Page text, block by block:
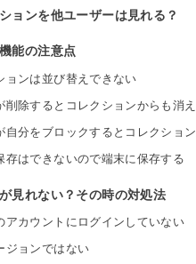
ョンを他ユーザーは見れる？
能の注意点
ョンは並び替えできない
削除するとコレクションからも消
自分をブロックするとコレクショ
存はできないので端末に保存する
見れない？その時の対処法
アカウントにログインしていない
ジョンではない